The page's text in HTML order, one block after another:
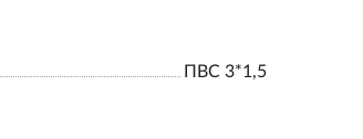
ПВС 3*1,5